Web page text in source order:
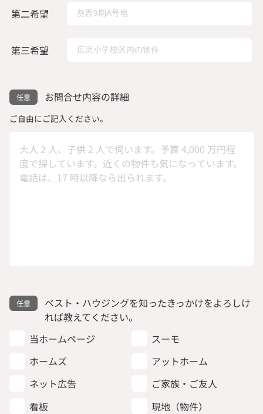
第二希望
第三希望
お問合せ内容の詳細
ご自由にご記入ください。
ベスト・ハウジングを知ったきっかけをよろしけ
れば教えてください。
当ホームページ
スーモ
ホームズ
アットホーム
ネット広告
ご家族・ご友人
看板
現地（物件）